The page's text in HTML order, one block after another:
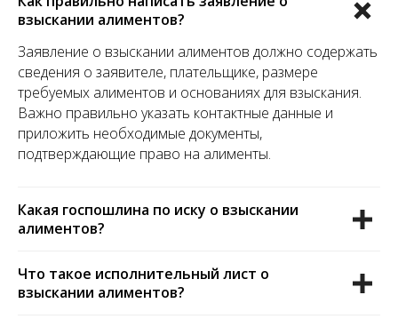
взыскании алиментов?
Заявление о взыскании алиментов должно содержать
сведения о заявителе, плательщике, размере
требуемых алиментов и основаниях для взыскания.
Важно правильно указать контактные данные и
приложить необходимые документы,
подтверждающие право на алименты.
Какая госпошлина по иску о взыскании
алиментов?
Что такое исполнительный лист о
взыскании алиментов?